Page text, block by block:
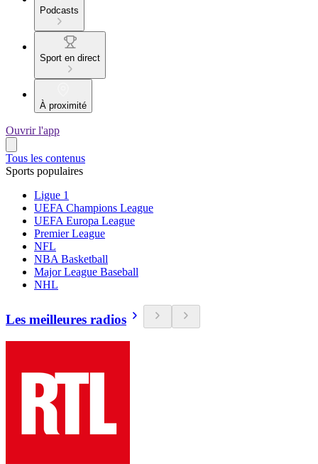
Podcasts
Sport en direct
À proximité
Ouvrir l'app
Tous les contenus
Sports populaires
Ligue 1
UEFA Champions League
UEFA Europa League
Premier League
NFL
NBA Basketball
Major League Baseball
NHL
Les meilleures radios